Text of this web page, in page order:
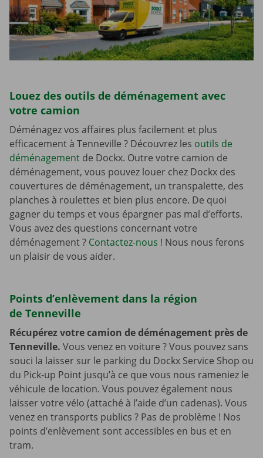
Louez des outils de déménagement avec
votre camion
Déménagez vos affaires plus facilement et plus
efficacement à Tenneville ? Découvrez les outils de
déménagement de Dockx. Outre votre camion de
déménagement, vous pouvez louer chez Dockx des
couvertures de déménagement, un transpalette, des
planches à roulettes et bien plus encore. De quoi
gagner du temps et vous épargner pas mal d’efforts.
Vous avez des questions concernant votre
déménagement ? Contactez-nous ! Nous nous ferons
un plaisir de vous aider.
Points d’enlèvement dans la région
de Tenneville
Récupérez votre camion de déménagement près de
Tenneville. Vous venez en voiture ? Vous pouvez sans
souci la laisser sur le parking du Dockx Service Shop ou
du Pick-up Point jusqu’à ce que vous nous rameniez le
véhicule de location. Vous pouvez également nous
laisser votre vélo (attaché à l’aide d’un cadenas). Vous
venez en transports publics ? Pas de problème ! Nos
points d’enlèvement sont accessibles en bus et en
tram.